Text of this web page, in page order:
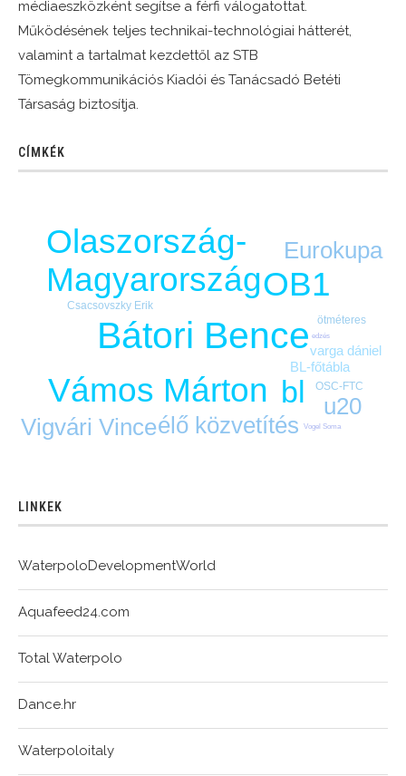
médiaeszközként segítse a férfi válogatottat.
Működésének teljes technikai-technológiai hátterét,
valamint a tartalmat kezdettől az STB
Tömegkommunikációs Kiadói és Tanácsadó Betéti
Társaság biztosítja.
CÍMKÉK
Bátori Bence
OB1
Olaszország-
Magyarország
Vámos Márton bl
Eurokupa
u20
Vigvári Vinceélő közvetítés
BL-főtábla
varga dániel
Csacsovszky Erik
OSC-FTC
ötméteres
edzés
Vogel Soma
LINKEK
WaterpoloDevelopmentWorld
Aquafeed24.com
Total Waterpolo
Dance.hr
Waterpoloitaly